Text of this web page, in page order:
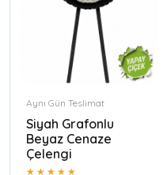
Aynı Gün Teslimat
Siyah Grafonlu
Beyaz Cenaze
Çelengi